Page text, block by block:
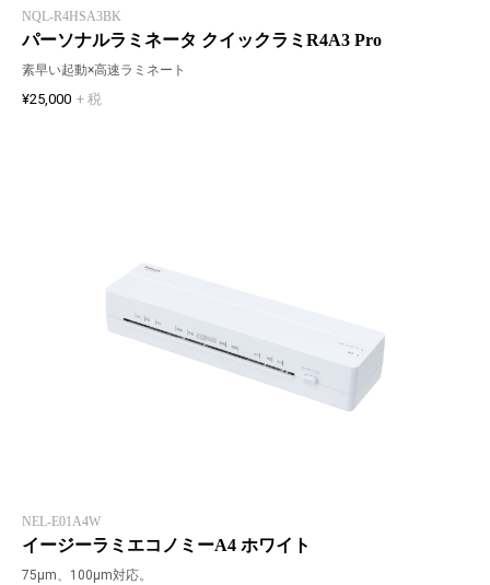
NQL-R4HSA3BK
パーソナルラミネータ クイックラミR4A3 Pro
素早い起動×高速ラミネート
¥25,000 + 税
NEL-E01A4W
イージーラミエコノミーA4 ホワイト
75μm、100μm対応。